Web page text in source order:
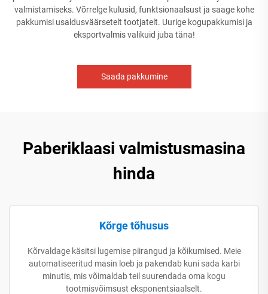
valmistamiseks. Võrrelge kulusid, funktsionaalsust ja saage kohe
pakkumisi usaldusväärsetelt tootjatelt. Uurige kogupakkumisi ja
eksportvalmis valikuid juba täna!
Saada pakkumine
Paberiklaasi valmistusmasina
hinda
Kõrge tõhusus
Kõrvaldage käsitsi lugemise piirangud ja kõikumised. Meie
automatiseeritud masin loeb ja pakendab kuni sada karbi
minutis, mis võimaldab teil suurendada oma kogu
tootmisvõimsust eksponentsiaalselt.